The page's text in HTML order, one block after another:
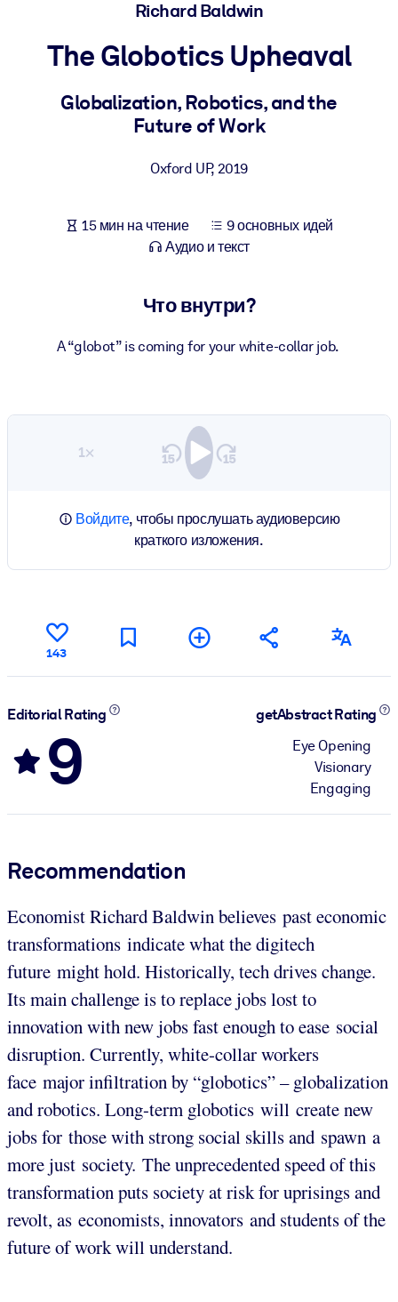
ПО СИСТЕМАМ
Интегрируйте краткие проверенные знания в вашу LMS/LXP для
лучших результатов обучения.
Для корпоративных библиотек
Richard Baldwin
The Globotics Upheaval
Globalization, Robotics, and the
Future of Work
Oxford UP, 2019
15 мин на чтение
9 основных идей
Аудио и текст
Что внутри?
A “globot” is coming for your white-collar job.
1×
Войдите, чтобы прослушать аудиоверсию
краткого изложения.
143
Editorial Rating
9
getAbstract Rating
Eye Opening
Visionary
Engaging
Recommendation
Economist Richard Baldwin believes past economic
transformations indicate what the digitech
future might hold. Historically, tech drives change.
Its main challenge is to replace jobs lost to
innovation with new jobs fast enough to ease social
disruption. Currently, white-collar workers
face major infiltration by “globotics” – globalization
and robotics. Long-term globotics will create new
jobs for those with strong social skills and spawn a
more just society. The unprecedented speed of this
transformation puts society at risk for uprisings and
revolt, as economists, innovators and students of the
future of work will understand.